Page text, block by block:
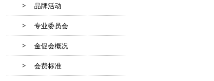
品牌活动
专业委员会
金促会概况
会费标准